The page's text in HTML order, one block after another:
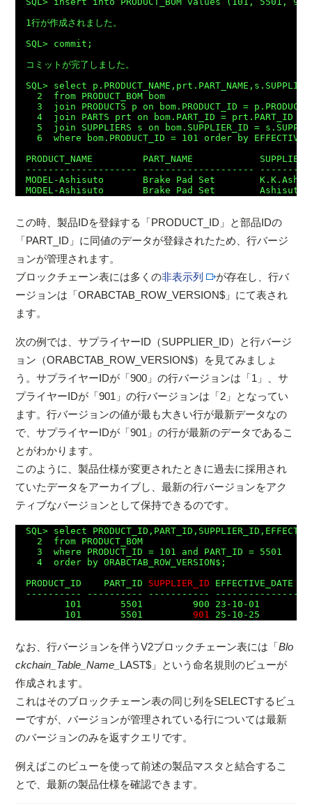
1行が作成されました。
SQL> commit;
コミットが完了しました。
SQL> select
  2  from PRODUCT_BOM bom
3  join PRODUCTS p on bom.PRODUCT_ID =
  4  join PARTS prt on bom.PART_ID = prt.PART_ID
5  join SUPPLIERS s on bom.SUPPLIER_ID =
6  where bom.PRODUCT_ID = 101 order by
PRODUCT_NAME         PART_NAME
-------------------- --------------------
MODEL-Ashisuto       Brake Pad Set
この時、製品IDを登録する「PRODUCT_ID」と部品IDの
「PART_ID」に同値のデータが登録されたため、行バージ
ョンが管理されます。
ブロックチェーン表には多くの非表示列
が存在し、行バ
ージョンは「ORABCTAB_ROW_VERSION$」にて表され
ます。
次の例では、サプライヤーID（SUPPLIER_ID）と行バージ
ョン（ORABCTAB_ROW_VERSION$）を見てみましょ
う。サプライヤーIDが「900」の行バージョンは「1」、サ
プライヤーIDが「901」の行バージョンは「2」となってい
ます。行バージョンの値が最も大きい行が最新データなの
で、サプライヤーIDが「901」の行が最新のデータであるこ
とがわかります。
このように、製品仕様が変更されたときに過去に採用され
ていたデータをアーカイブし、最新の行バージョンをアク
ティブなバージョンとして保持できるのです。
SQL> select
  2  from PRODUCT_BOM
  3  where PRODUCT_ID = 101 and PART_ID = 5501
  4  order by ORABCTAB_ROW_VERSION$;
PRODUCT_ID    PART_ID SUPPLIER_ID EFFECTIVE_DATE
---------- ---------- ----------- ---------------
101       5501         900 23-10-01
       101       5501
901 25-
なお、行バージョンを伴うV2ブロックチェーン表には「Blo
ckchain_Table_Name_ LAST$」という命名規則のビューが
作成されます。
これはそのブロックチェーン表の同じ列をSELECTするビュ
ーですが、バージョンが管理されている行については最新
のバージョンのみを返すクエリです。
例えばこのビューを使って前述の製品マスタと結合するこ
とで、最新の製品仕様を確認できます。